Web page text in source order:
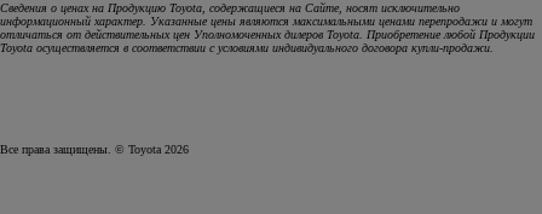
Сведения о ценах на Продукцию Toyota, содержащиеся на Сайте, носят исключительно
информационный характер. Указанные цены являются максимальными ценами перепродажи и могут
отличаться от действительных цен Уполномоченных дилеров Toyota. Приобретение любой Продукции
Toyota осуществляется в соответствии с условиями индивидуального договора купли-продажи.
Все права защищены. © Toyota 2026